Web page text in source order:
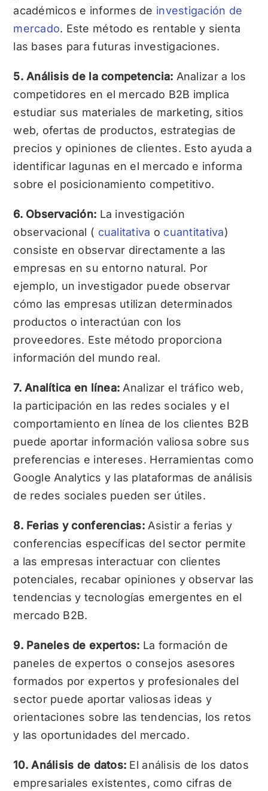
académicos e informes de investigación de
mercado. Este método es rentable y sienta
las bases para futuras investigaciones.
5. Análisis de la competencia: Analizar a los
competidores en el mercado B2B implica
estudiar sus materiales de marketing, sitios
web, ofertas de productos, estrategias de
precios y opiniones de clientes. Esto ayuda a
identificar lagunas en el mercado e informa
sobre el posicionamiento competitivo.
6. Observación: La investigación
observacional ( cualitativa o cuantitativa)
consiste en observar directamente a las
empresas en su entorno natural. Por
ejemplo, un investigador puede observar
cómo las empresas utilizan determinados
productos o interactúan con los
proveedores. Este método proporciona
información del mundo real.
7. Analítica en línea:Analizar el tráfico web,
la participación en las redes sociales y el
comportamiento en línea de los clientes B2B
puede aportar información valiosa sobre sus
preferencias e intereses. Herramientas como
Google Analytics y las plataformas de análisis
de redes sociales pueden ser útiles.
8. Ferias y conferencias:Asistir a ferias y
conferencias específicas del sector permite
a las empresas interactuar con clientes
potenciales, recabar opiniones y observar las
tendencias y tecnologías emergentes en el
mercado B2B.
9. Paneles de expertos: La formación de
paneles de expertos o consejos asesores
formados por expertos y profesionales del
sector puede aportar valiosas ideas y
orientaciones sobre las tendencias, los retos
y las oportunidades del mercado.
10. Análisis de datos: El análisis de los datos
empresariales existentes, como cifras de